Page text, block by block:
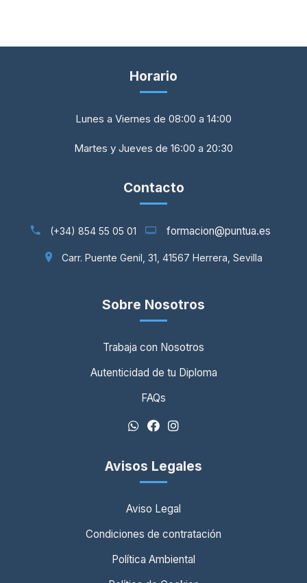
Horario
Lunes a Viernes de 08:00 a 14:00
Martes y Jueves de 16:00 a 20:30
Contacto
(+34) 854 55 05 01 formacion@puntua.es
Carr. Puente Genil, 31, 41567 Herrera, Sevilla
Sobre Nosotros
Trabaja con Nosotros
Autenticidad de tu Diploma
FAQs
Avisos Legales
Aviso Legal
Condiciones de contratación
Política Ambiental